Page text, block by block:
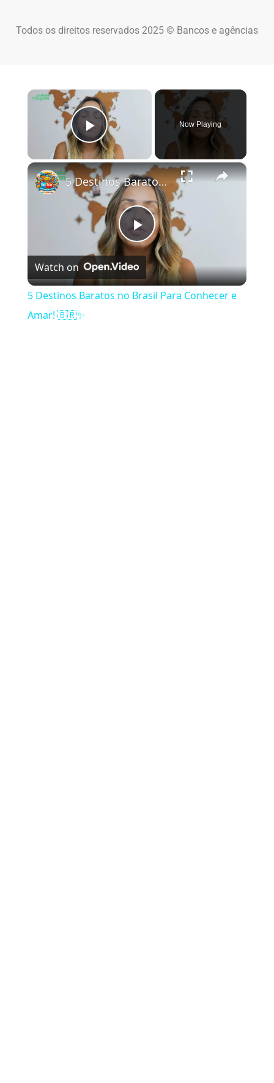
Todos os direitos reservados 2025 © Bancos e agências
×
Play Video
Now Playing
×
Play Video
5 Destinos Baratos no Brasil Para Conhecer e Amar! 🇧🇷✨
Watch on
5 Destinos Baratos no Brasil Para Conhecer e
Amar! 🇧🇷✨